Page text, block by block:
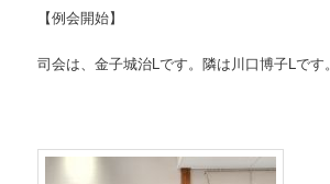
【例会開始】
司会は、金子城治Lです。隣は川口博子Lです。